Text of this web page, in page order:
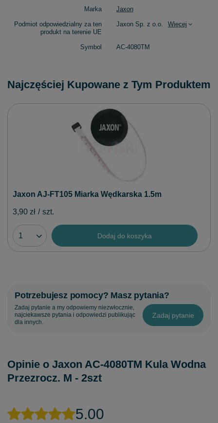
Marka Jaxon
Podmiot odpowiedzialny za ten
produkt na terenie UE
Jaxon Sp. z o.o. Więcej
Symbol AC-4080TM
Najczęściej Kupowane z Tym Produktem
Jaxon AJ-FT105 Miarka Wędkarska 1.5m
3,90 zł / szt.
Dodaj do koszyka
Potrzebujesz pomocy? Masz pytania?
Zadaj pytanie a my odpowiemy niezwłocznie,
najciekawsze pytania i odpowiedzi publikując
dla innych.
Zadaj pytanie
Opinie o Jaxon AC-4080TM Kula Wodna
Przezrocz. M - 2szt
5.00